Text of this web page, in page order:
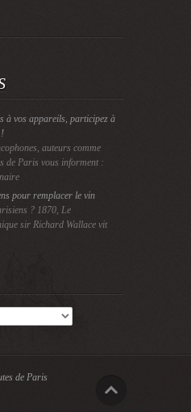
à vos appareils, participez à
!
auteurs comme
de Paris vous informent :
pour remplacer le vin
? 1870, Le
sir Richard Wallace vit
de Paris